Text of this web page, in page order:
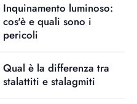
Inquinamento luminoso:
cos'è e quali sono i
pericoli
Qual è la differenza tra
stalattiti e stalagmiti